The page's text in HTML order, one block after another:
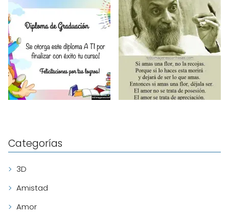
Categorías
3D
Amistad
Amor